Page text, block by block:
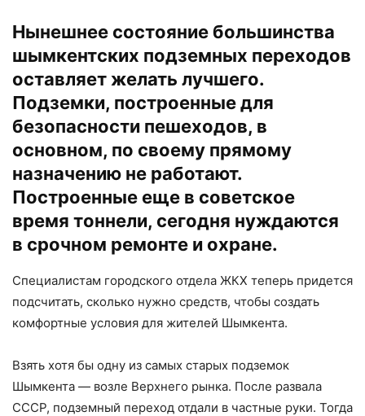
Нынешнее состояние большинства
шымкентских подземных переходов
оставляет желать лучшего.
Подземки, построенные для
безопасности пешеходов, в
основном, по своему прямому
назначению не работают.
Построенные еще в советское
время тоннели, сегодня нуждаются
в срочном ремонте и охране.
Специалистам городского отдела ЖКХ теперь придется
подсчитать, сколько нужно средств, чтобы создать
комфортные условия для жителей Шымкента.
Взять хотя бы одну из самых старых подземок
Шымкента — возле Верхнего рынка. После развала
СССР, подземный переход отдали в частные руки. Тогда